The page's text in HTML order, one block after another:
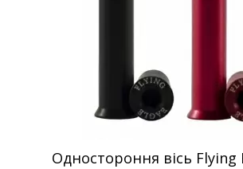
Одностороння вісь Flying